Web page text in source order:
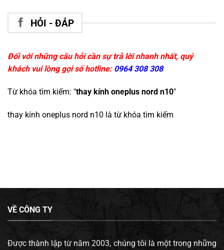
HỎI - ĐÁP
Đối với những câu hỏi cần sự trả lời nhanh nhất, quý
khách vui lòng gọi số hotline: 0964 308 308
Từ khóa tìm kiếm: "thay kính oneplus nord n10"
thay kính oneplus nord n10 là từ khóa tìm kiếm
VỀ CÔNG TY
Được thành lập từ năm 2003, chúng tôi là một trong những